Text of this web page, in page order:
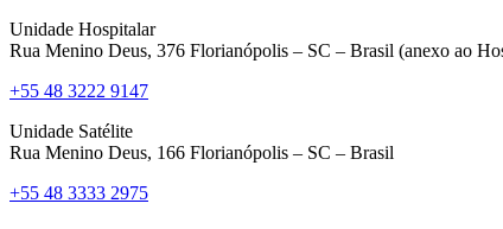
Unidade Hospitalar
Rua Menino Deus, 376 Florianópolis – SC – Brasil (anexo ao
+55 48 3222 9147
Unidade Satélite
Rua Menino Deus, 166 Florianópolis – SC – Brasil
+55 48 3333 2975